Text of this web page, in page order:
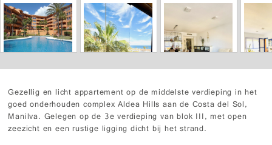
Gezellig en licht appartement op de middelste verdieping in het
goed onderhouden complex Aldea Hills aan de Costa del Sol,
Manilva. Gelegen op de 3e verdieping van blok III, met open
zeezicht en een rustige ligging dicht bij het strand.